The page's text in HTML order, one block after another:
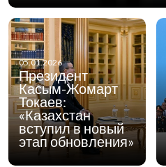
05.01.2026
Президент
Касым-Жомарт
Токаев:
«Казахстан
вступил в новый
этап обновления»